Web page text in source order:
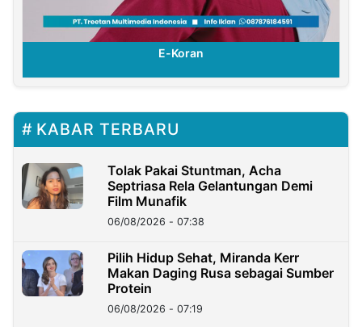
E-Koran
KABAR TERBARU
Tolak Pakai Stuntman, Acha
Septriasa Rela Gelantungan Demi
Film Munafik
06/08/2026 - 07:38
Pilih Hidup Sehat, Miranda Kerr
Makan Daging Rusa sebagai Sumber
Protein
06/08/2026 - 07:19